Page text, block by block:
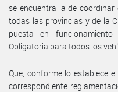
se encuentra la de
todas las provincias y de la
puesta en
Obligatoria para todos los
Que, conforme lo establece
correspondiente